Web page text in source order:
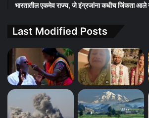
भारतातील एकमेव राज्य, जे इंग्रजांना कधीच जिंकता आले
Last Modified Posts